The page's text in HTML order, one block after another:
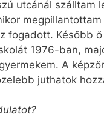
utcánál szálltam
fogadott. Később
1976-ban,
A
juthatok